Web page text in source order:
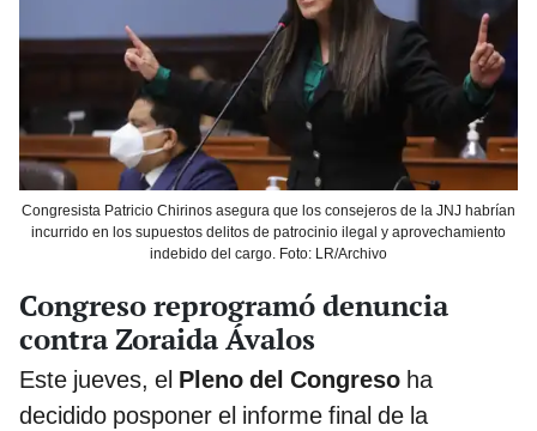
Congresista Patricio Chirinos asegura que los consejeros de la JNJ habrían
incurrido en los supuestos delitos de patrocinio ilegal y aprovechamiento
indebido del cargo. Foto: LR/Archivo
Congreso reprogramó denuncia
contra Zoraida Ávalos
Este jueves, el Pleno del Congreso ha
decidido posponer el informe final de la